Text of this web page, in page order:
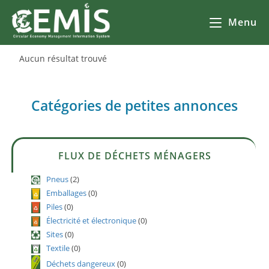
Menu
Aucun résultat trouvé
Catégories de petites annonces
FLUX DE DÉCHETS MÉNAGERS
Pneus(2)
Emballages(0)
Piles(0)
Électricité et électronique(0)
Sites(0)
Textile(0)
Déchets dangereux(0)